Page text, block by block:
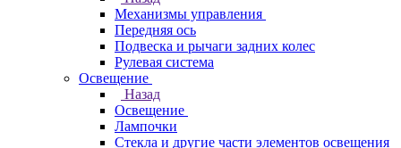
Механизмы управления
Передняя ось
Подвеска и рычаги задних колес
Рулевая система
Освещение
Назад
Освещение
Лампочки
Стекла и другие части элементов освещения